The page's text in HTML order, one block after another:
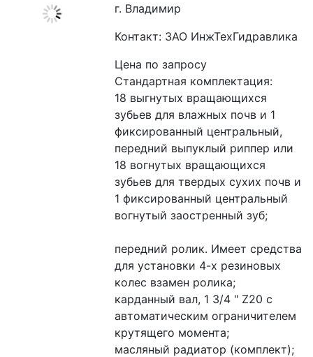
г. Владимир
Контакт: ЗАО ИнжТехГидравлика
Цена по запросу
Стандартная комплектация:
18 выгнутых вращающихся
зубьев для влажных почв и 1
фиксированный центральный,
передний выпуклый риппер или
18 вогнутых вращающихся
зубьев для твердых сухих почв и
1 фиксированный центральный
вогнутый заостренный зуб;
передний ролик. Имеет средства
для установки 4-х резиновых
колес взамен ролика;
карданный вал, 1 3/4 " Z20 с
автоматическим ограничителем
крутящего момента;
масляный радиатор (комплект);